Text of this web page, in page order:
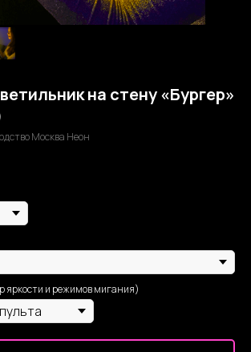
на стену «Бургер»
Москва Неон
яркости и режимов мигания)